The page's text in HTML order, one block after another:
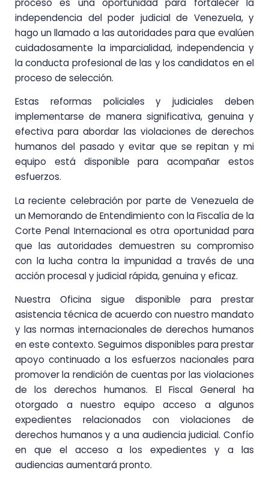
proceso es una oportunidad para fortalecer la
independencia del poder judicial de Venezuela, y
hago un llamado a las autoridades para que evalúen
cuidadosamente la imparcialidad, independencia y
la conducta profesional de las y los candidatos en el
proceso de selección.
Estas reformas policiales y judiciales deben
implementarse de manera significativa, genuina y
efectiva para abordar las violaciones de derechos
humanos del pasado y evitar que se repitan y mi
equipo está disponible para acompañar estos
esfuerzos.
La reciente celebración por parte de Venezuela de
un Memorando de Entendimiento con la Fiscalía de la
Corte Penal Internacional es otra oportunidad para
que las autoridades demuestren su compromiso
con la lucha contra la impunidad a través de una
acción procesal y judicial rápida, genuina y eficaz.
Nuestra Oficina sigue disponible para prestar
asistencia técnica de acuerdo con nuestro mandato
y las normas internacionales de derechos humanos
en este contexto. Seguimos disponibles para prestar
apoyo continuado a los esfuerzos nacionales para
promover la rendición de cuentas por las violaciones
de los derechos humanos. El Fiscal General ha
otorgado a nuestro equipo acceso a algunos
expedientes relacionados con violaciones de
derechos humanos y a una audiencia judicial. Confío
en que el acceso a los expedientes y a las
audiencias aumentará pronto.